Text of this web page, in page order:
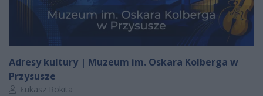
Adresy kultury | Muzeum im. Oskara Kolberga w
Przysusze
Autor artykułu:
Łukasz Rokita